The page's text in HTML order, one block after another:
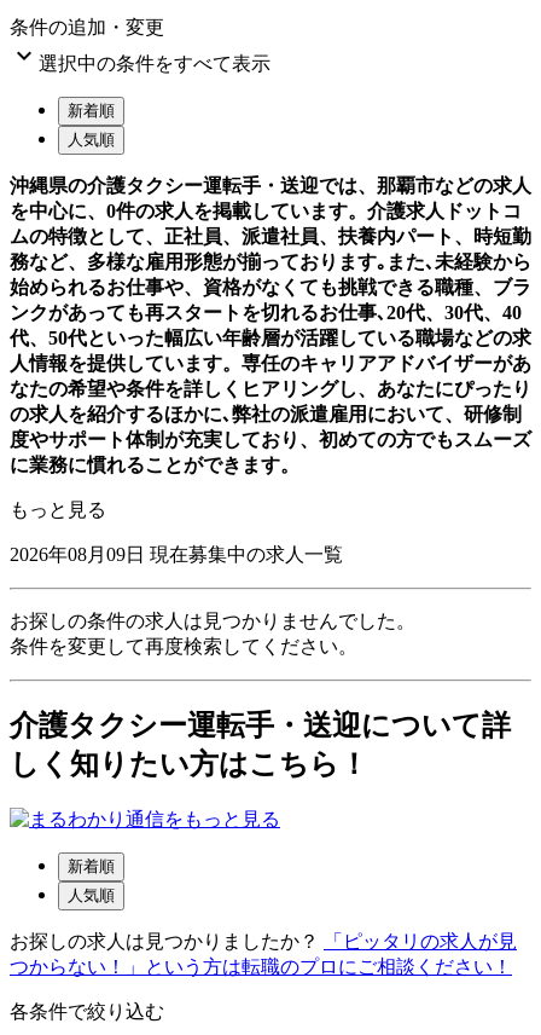
条件の追加・変更
 選択中の条件をすべて表示
新着順
人気順
沖縄県の介護タクシー運転手・送迎では、那覇市などの求人
を中心に、0件の求人を掲載しています。介護求人ドットコ
ムの特徴として、正社員、派遣社員、扶養内パート、時短勤
務など、多様な雇用形態が揃っております｡また､未経験から
始められるお仕事や、資格がなくても挑戦できる職種、ブラ
ンクがあっても再スタートを切れるお仕事､20代、30代、40
代、50代といった幅広い年齢層が活躍している職場などの求
人情報を提供しています。専任のキャリアアドバイザーがあ
なたの希望や条件を詳しくヒアリングし、あなたにぴったり
の求人を紹介するほかに､弊社の派遣雇用において、研修制
度やサポート体制が充実しており、初めての方でもスムーズ
に業務に慣れることができます。
もっと見る
2026年08月09日 現在募集中の求人一覧
お探しの条件の求人は見つかりませんでした。
条件を変更して再度検索してください。
介護タクシー運転手・送迎について詳
しく知りたい方はこちら！
新着順
人気順
お探しの求人は見つかりましたか？
「ピッタリの求人が見
つからない！」という方は転職のプロにご相談ください！
各条件で絞り込む